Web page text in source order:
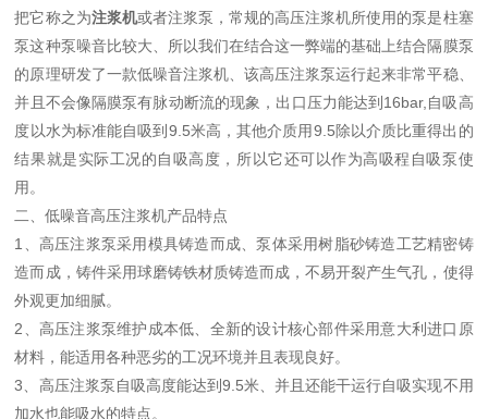
把它称之为注浆机或者注浆泵，常规的高压注浆机所使用的泵是柱塞
泵这种泵噪音比较大、所以我们在结合这一弊端的基础上结合隔膜泵
的原理研发了一款低噪音注浆机、该高压注浆泵运行起来非常平稳、
并且不会像隔膜泵有脉动断流的现象，出口压力能达到16bar,自吸高
度以水为标准能自吸到9.5米高，其他介质用9.5除以介质比重得出的
结果就是实际工况的自吸高度，所以它还可以作为高吸程自吸泵使
用。
二、低噪音高压注浆机产品特点
1、 高压注浆泵采用模具铸造而成、泵体采用树脂砂铸造工艺精密铸
造而成，铸件采用球磨铸铁材质铸造而成，不易开裂产生气孔，使得
外观更加细腻。
2、 高压注浆泵维护成本低、全新的设计核心部件采用意大利进口原
材料，能适用各种恶劣的工况环境并且表现良好。
3、 高压注浆泵自吸高度能达到9.5米、并且还能干运行自吸实现不用
加水也能吸水的特点。